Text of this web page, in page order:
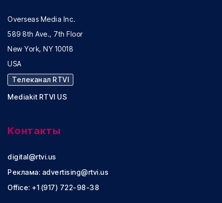
Overseas Media Inc.
589 8th Ave., 7th Floor
New York, NY 10018
USA
Телеканал RTVI
Mediakit RTVI US
Контакты
digital@rtvi.us
Реклама: advertising@rtvi.us
Office: +1 (917) 722-98-38